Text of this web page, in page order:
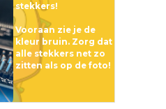
stekkers!
Vooraan zie je de
kleur bruin. Zorg dat
alle stekkers net zo
zitten als op de foto!